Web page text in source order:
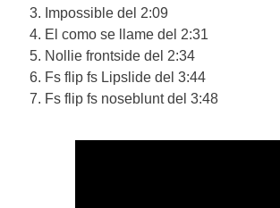
Impossible del 2:09
El como se llame del 2:31
Nollie frontside del 2:34
Fs flip fs Lipslide del 3:44
Fs flip fs noseblunt del 3:48